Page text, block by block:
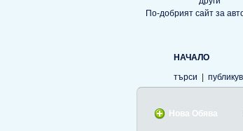
По-добрият сайт за
НАЧАЛО
търси
Нова Обява